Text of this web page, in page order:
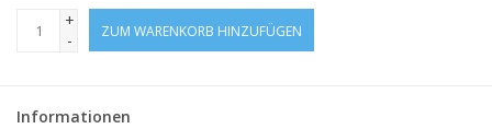
+
-
ZUM WARENKORB HINZUFÜGEN
Informationen